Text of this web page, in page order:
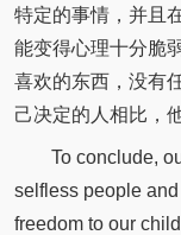
特定的事情，并且
能变得心理十分脆
喜欢的东西，没有
己决定的人相比，
To conclude,
selfless people
freedom to our